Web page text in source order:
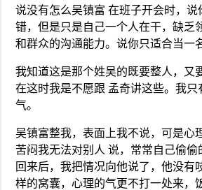
说没有怎么吴镇富 在班子开会时，说
错，但是只是自己一个人在干，缺乏
和群众的沟通能力。说你只适合当一
我知道这是那个姓吴的既要整人，又
在这时我是不愿跟 孟奇讲这些。我只
气。
吴镇富整我，表面上我不说，可是心
苦闷我无法对别人 说，常常自己偷
回来后，我把情况向他说了，他没有
样的窝囊，心理的气更不打一处来，